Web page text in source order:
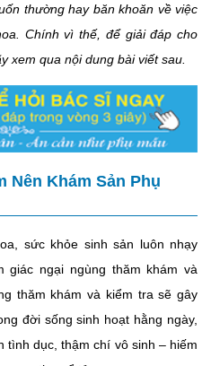
thường hay băn khoăn về việc
Chính vì thế, để giải đáp cho
xem qua nội dung bài viết sau.
Nên Khám Sản Phụ
sức khỏe sinh sản luôn nhạy
giác ngại ngùng thăm khám và
thăm khám và kiểm tra sẽ gây
đời sống sinh hoạt hằng ngày,
tình dục, thậm chí vô sinh – hiếm